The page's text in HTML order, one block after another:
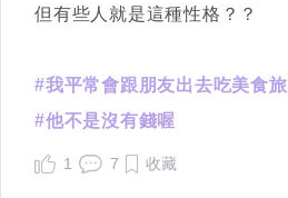
但有些人就是這種性格？？
#我平常會跟朋友出去吃美食
#他不是沒有錢喔
1 7 收藏